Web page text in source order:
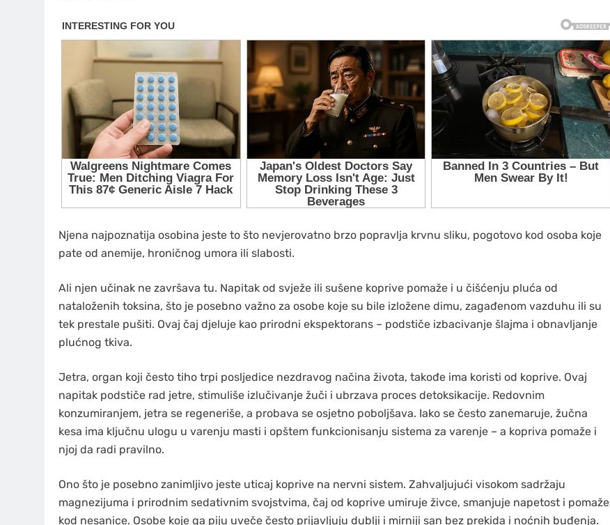
Njena najpoznatija osobina jeste to što nevjerovatno brzo popravlja krvnu sliku, pogotovo kod osoba koje
pate od anemije, hroničnog umora ili slabosti.
Ali njen učinak ne završava tu. Napitak od svježe ili sušene koprive pomaže i u čišćenju pluća od
nataloženih toksina, što je posebno važno za osobe koje su bile izložene dimu, zagađenom vazduhu ili su
tek prestale pušiti. Ovaj čaj djeluje kao prirodni ekspektorans – podstiče izbacivanje šlajma i obnavljanje
plućnog tkiva.
Jetra, organ koji često tiho trpi posljedice nezdravog načina života, takođe ima koristi od koprive. Ovaj
napitak podstiče rad jetre, stimuliše izlučivanje žuči i ubrzava proces detoksikacije. Redovnim
konzumiranjem, jetra se regeneriše, a probava se osjetno poboljšava. Iako se često zanemaruje, žučna
kesa ima ključnu ulogu u varenju masti i opštem funkcionisanju sistema za varenje – a kopriva pomaže i
njoj da radi pravilno.
Ono što je posebno zanimljivo jeste uticaj koprive na nervni sistem. Zahvaljujući visokom sadržaju
magnezijuma i prirodnim sedativnim svojstvima, čaj od koprive umiruje živce, smanjuje napetost i pomaže
kod nesanice. Osobe koje ga piju uveče često prijavljuju dublji i mirniji san bez prekida i noćnih buđenja.